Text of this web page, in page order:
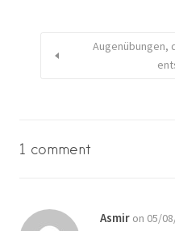
Augenübungen,
1 comment
Asmir on 05/